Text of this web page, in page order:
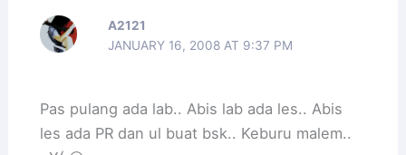
A2121
JANUARY 16, 2008 AT 9:37 PM
Pas pulang ada lab.. Abis lab ada les.. Abis
les ada PR dan ul buat bsk.. Keburu malem..